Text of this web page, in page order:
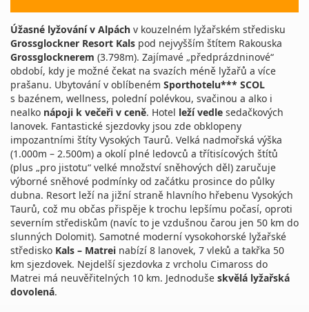
Úžasné lyžování v Alpách v kouzelném lyžařském středisku
Grossglockner Resort Kals pod nejvyšším štítem Rakouska
Grossglocknerem (3.798m). Zajímavé „předprázdninové“
období, kdy je možné čekat na svazích méně lyžařů a více
prašanu. Ubytování v oblíbeném Sporthotelu*** SCOL
s bazénem, wellness, polední polévkou, svačinou a alko i
nealko nápoji k večeři v ceně. Hotel leží vedle sedačkových
lanovek. Fantastické sjezdovky jsou zde obklopeny
impozantními štíty Vysokých Taurů. Velká nadmořská výška
(1.000m – 2.500m) a okolí plné ledovců a třítisícových štítů
(plus „pro jistotu“ velké množství sněhových děl) zaručuje
výborné sněhové podmínky od začátku prosince do půlky
dubna. Resort leží na jižní straně hlavního hřebenu Vysokých
Taurů, což mu občas přispěje k trochu lepšímu počasí, oproti
severním střediskům (navíc to je vzdušnou čarou jen 50 km do
slunných Dolomit). Samotné moderní vysokohorské lyžařské
středisko Kals – Matrei nabízí 8 lanovek, 7 vleků a takřka 50
km sjezdovek. Nejdelší sjezdovka z vrcholu Cimaross do
Matrei má neuvěřitelných 10 km. Jednoduše skvělá lyžařská
dovolená.